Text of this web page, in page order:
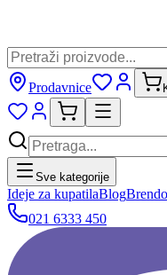
Prodavnice
Sve kategorije
Ideje za kupatilaBlog
021 6333 450